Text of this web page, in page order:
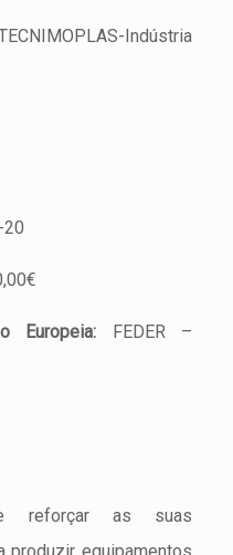
Indústria
Europeia: FEDER –
reforçar as suas